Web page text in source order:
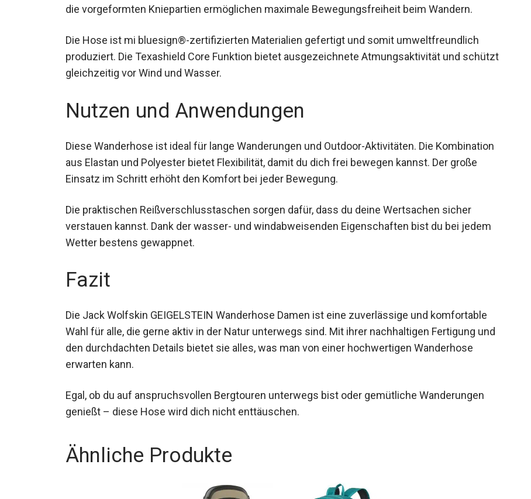
die vorgeformten Kniepartien ermöglichen maximale Bewegungsfreiheit beim Wandern.
Die Hose ist mi bluesign®-zertifizierten Materialien gefertigt und somit umweltfreundlich
produziert. Die Texashield Core Funktion bietet ausgezeichnete Atmungsaktivität und schützt
gleichzeitig vor Wind und Wasser.
Nutzen und Anwendungen
Diese Wanderhose ist ideal für lange Wanderungen und Outdoor-Aktivitäten. Die Kombination
aus Elastan und Polyester bietet Flexibilität, damit du dich frei bewegen kannst. Der große
Einsatz im Schritt erhöht den Komfort bei jeder Bewegung.
Die praktischen Reißverschlusstaschen sorgen dafür, dass du deine Wertsachen sicher
verstauen kannst. Dank der wasser- und windabweisenden Eigenschaften bist du bei jedem
Wetter bestens gewappnet.
Fazit
Die Jack Wolfskin GEIGELSTEIN Wanderhose Damen ist eine zuverlässige und komfortable
Wahl für alle, die gerne aktiv in der Natur unterwegs sind. Mit ihrer nachhaltigen Fertigung und
den durchdachten Details bietet sie alles, was man von einer hochwertigen Wanderhose
erwarten kann.
Egal, ob du auf anspruchsvollen Bergtouren unterwegs bist oder gemütliche Wanderungen
genießt – diese Hose wird dich nicht enttäuschen.
Ähnliche Produkte